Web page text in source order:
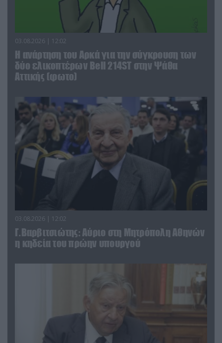
03.08.2026 | 12:02
Η ανάρτηση του Αρκά για την σύγκρουση των
δύο ελικοπτέρων Bell 214ST στην Ψάθα
Αττικής (φωτο)
03.08.2026 | 12:02
Γ.Βαρβιτσιώτης: Aύριο στη Μητρόπολη Αθηνών
η κηδεία του πρώην υπουργού